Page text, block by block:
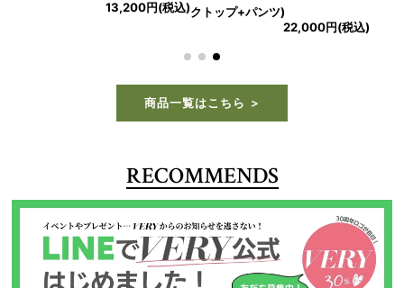
13,200円(税込)クトップ+パンツ)
22,000円(税込)
商品一覧はこちら
RECOMMENDS